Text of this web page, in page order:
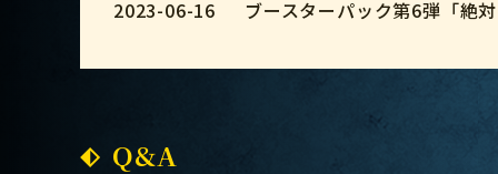
2023-06-16 ブースターパック第6弾「絶
Q&A